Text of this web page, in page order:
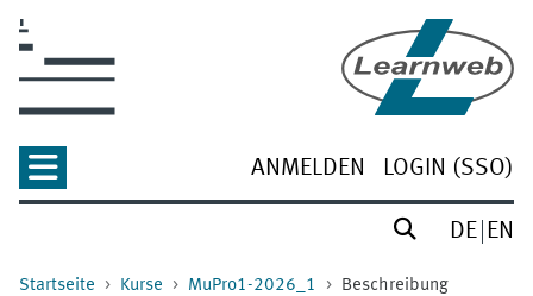
ANMELDEN LOGIN (SSO)
DE EN
Startseite Kurse MuPro1-2026_1 Beschreibung